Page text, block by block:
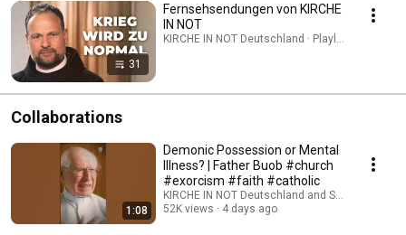
31
Fernsehsendungen von KIRCHE
IN NOT
KIRCHE IN NOT Deutschland · Playlist
Collaborations
1:08
Demonic Possession or Mental
Illness? | Father Buob #church
#exorcism #faith #catholic
KIRCHE IN NOT Deutschland and St. Ulrich
52K views
4 days ago